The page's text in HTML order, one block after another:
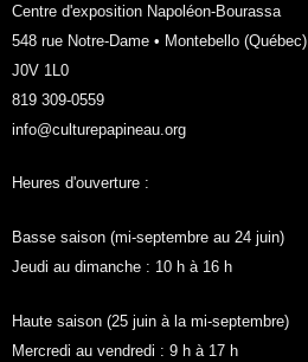
Centre d'exposition Napoléon-Bourassa
548 rue Notre-Dame • Montebello (Québec)
J0V 1L0
819 309-0559
info@culturepapineau.org
Heures d'ouverture :
Basse saison (mi-septembre au 24 juin)
Jeudi au dimanche : 10 h à 16 h
Haute saison (25 juin à la mi-septembre)
Mercredi au vendredi : 9 h à 17 h